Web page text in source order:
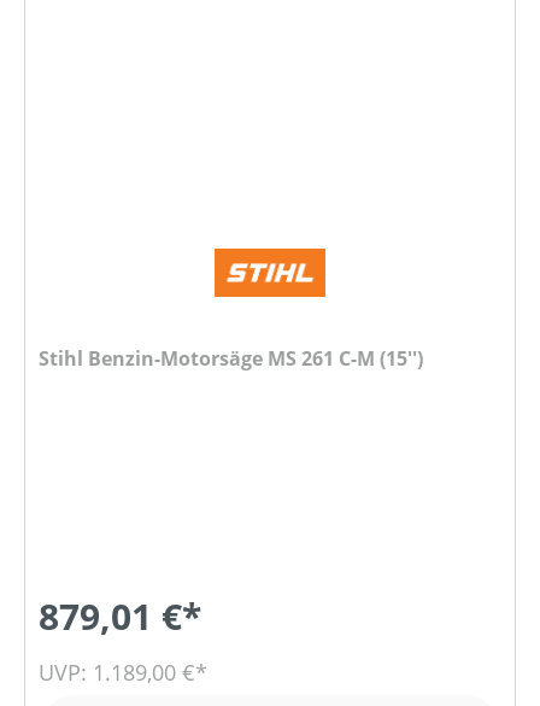
Stihl Benzin-Motorsäge MS 261 C-M (15'')
879,01 €*
UVP: 1.189,00 €*